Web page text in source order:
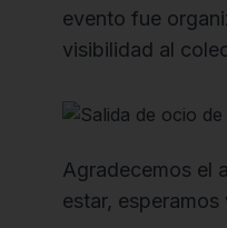
evento fue
visibilidad al
Agradecemos el
estar,